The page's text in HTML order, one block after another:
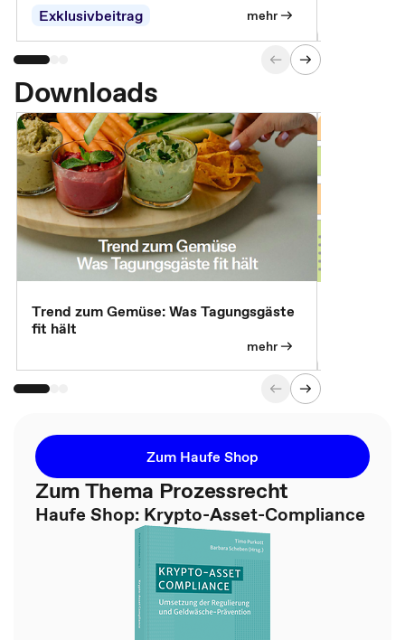
Exklusivbeitrag mehr
Downloads
Trend zum Gemüse: Was Tagungsgäste
fit hält
mehr
Zum Haufe Shop
Zum Thema Prozessrecht
Haufe Shop: Krypto-Asset-Compliance